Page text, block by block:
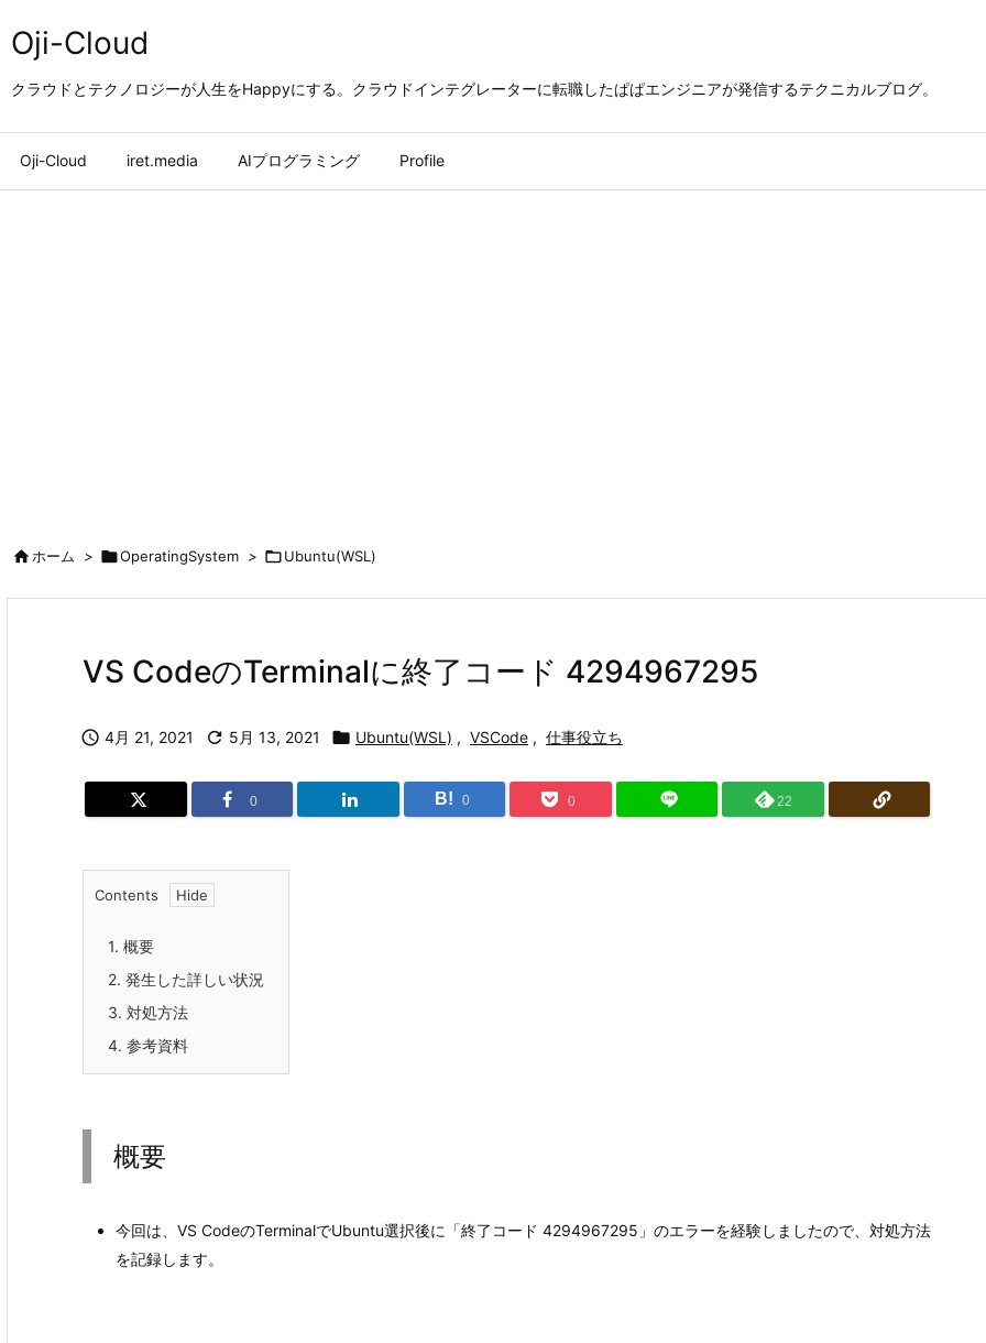
Oji-Cloud
クラウドとテクノロジーが人生をHappyにする。クラウドインテグレーターに転職したぱぱエンジニアが発信するテクニカルブログ。
Oji-Cloud iret.media AIプログラミング Profile
ホーム > OperatingSystem > Ubuntu(WSL)
VS CodeのTerminalに終了コード 4294967295
 4月 21, 2021  5月 13, 2021  Ubuntu(WSL) , VSCode , 仕事役立ち
0 B! 0 0 22
Contents
1. 概要
2. 発生した詳しい状況
3. 対処方法
4. 参考資料
概要
今回は、VS CodeのTerminalでUbuntu選択後に「終了コード 4294967295」のエラーを経験しましたので、対処方法
を記録します。